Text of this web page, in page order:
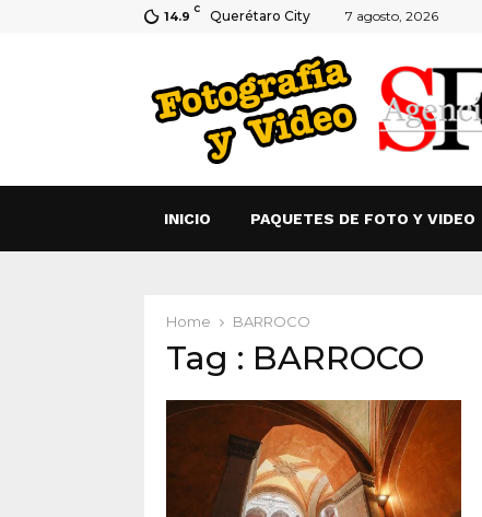
14.9 C Querétaro City 7 agosto, 2026
INICIO PAQUETES DE FOTO Y VIDEO
Home BARROCO
Tag : BARROCO